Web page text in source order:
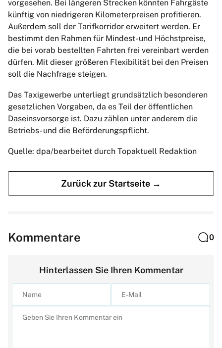
vorgesehen. Bei längeren Strecken könnten Fahrgäste
künftig von niedrigeren Kilometerpreisen profitieren.
Außerdem soll der Tarifkorridor erweitert werden. Er
bestimmt den Rahmen für Mindest- und Höchstpreise,
die bei vorab bestellten Fahrten frei vereinbart werden
dürfen. Mit dieser größeren Flexibilität bei den Preisen
soll die Nachfrage steigen.
Das Taxigewerbe unterliegt grundsätzlich besonderen
gesetzlichen Vorgaben, da es Teil der öffentlichen
Daseinsvorsorge ist. Dazu zählen unter anderem die
Betriebs- und die Beförderungspflicht.
Quelle: dpa/bearbeitet durch Topaktuell Redaktion
Zurück zur Startseite →
Kommentare 0
Hinterlassen Sie Ihren Kommentar